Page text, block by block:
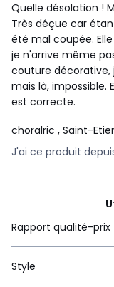
Quelle désolation !
Très déçue car
été mal coupée.
je n'arrive même
couture décorative,
mais là, impossible.
est correcte.
choralric , Saint-
J'ai ce produit
Rapport qualité-prix
Style